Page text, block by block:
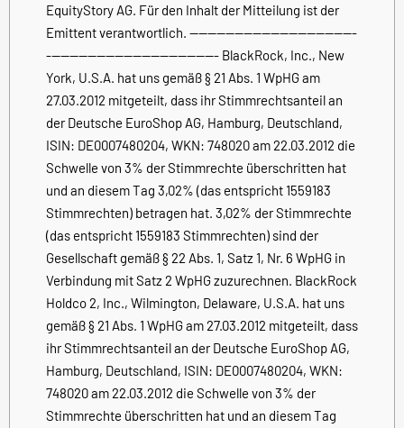
EquityStory AG. Für den Inhalt der Mitteilung ist der
Emittent verantwortlich. -------------------------------------
-------------------------------------- BlackRock, Inc., New
York, U.S.A. hat uns gemäß § 21 Abs. 1 WpHG am
27.03.2012 mitgeteilt, dass ihr Stimmrechtsanteil an
der Deutsche EuroShop AG, Hamburg, Deutschland,
ISIN: DE0007480204, WKN: 748020 am 22.03.2012 die
Schwelle von 3% der Stimmrechte überschritten hat
und an diesem Tag 3,02% (das entspricht 1559183
Stimmrechten) betragen hat. 3,02% der Stimmrechte
(das entspricht 1559183 Stimmrechten) sind der
Gesellschaft gemäß § 22 Abs. 1, Satz 1, Nr. 6 WpHG in
Verbindung mit Satz 2 WpHG zuzurechnen. BlackRock
Holdco 2, Inc., Wilmington, Delaware, U.S.A. hat uns
gemäß § 21 Abs. 1 WpHG am 27.03.2012 mitgeteilt, dass
ihr Stimmrechtsanteil an der Deutsche EuroShop AG,
Hamburg, Deutschland, ISIN: DE0007480204, WKN:
748020 am 22.03.2012 die Schwelle von 3% der
Stimmrechte überschritten hat und an diesem Tag